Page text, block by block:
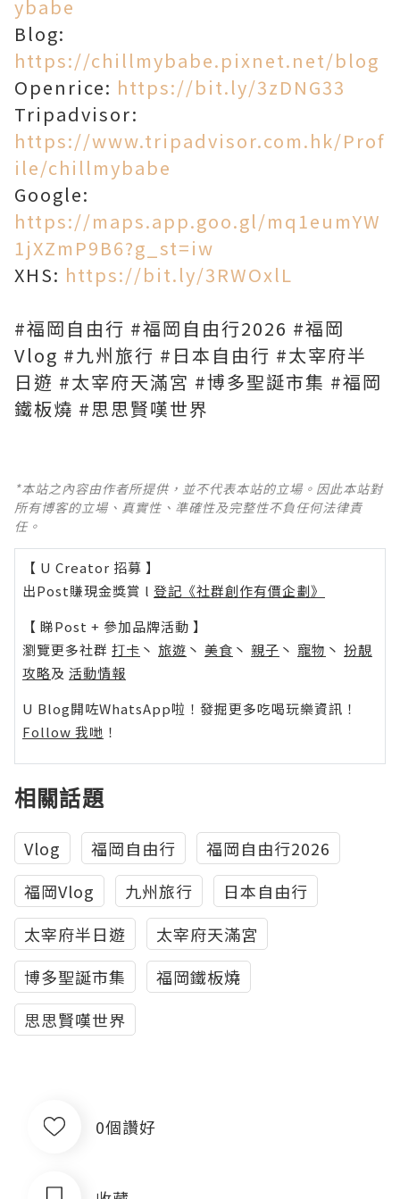
ybabe
Blog:
https://chillmybabe.pixnet.net/blog
Openrice: https://bit.ly/3zDNG33
Tripadvisor:
https://www.tripadvisor.com.hk/Prof
ile/chillmybabe
Google:
https://maps.app.goo.gl/mq1eumYW
1jXZmP9B6?g_st=iw
XHS: https://bit.ly/3RWOxlL
#福岡自由行 #福岡自由行2026 #福岡
Vlog #九州旅行 #日本自由行 #太宰府半
日遊 #太宰府天滿宮 #博多聖誕市集 #福岡
鐵板燒 #思思賢嘆世界
*本站之內容由作者所提供，並不代表本站的立場。因此本站對
所有博客的立場、真實性、準確性及完整性不負任何法律責
任。
【 U Creator 招募 】
出Post賺現金獎賞 l 登記《社群創作有價企劃》
【 睇Post + 參加品牌活動 】
瀏覽更多社群 打卡 丶 旅遊 丶 美食 丶 親子 丶 寵物 丶 扮靚
攻略及 活動情報
U Blog開咗WhatsApp啦！發掘更多吃喝玩樂資訊！
Follow 我哋 ！
相關話題
Vlog 福岡自由行
福岡自由行2026
福岡Vlog
九州旅行
日本自由行
太宰府半日遊
太宰府天滿宮
博多聖誕市集
福岡鐵板燒
思思賢嘆世界
0個讚好